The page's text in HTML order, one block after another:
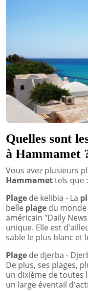
Quelles sont
à Hammamet
Vous avez plusieurs
Hammamettels que :
Plage de kelibia - La
belle plage du
américain "Daily
unique. Elle est
sable le plus blanc et
Plage de djerba -
De plus, ses plages,
un dixième de toutes
un large éventail